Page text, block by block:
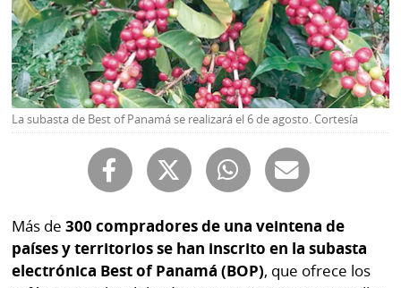
SERVICIOS
E-
Paper
Buscador
Comunicados
Catálogos
Lotería
Kiosko
Contenido
de
marcas
RSS
Temas
Autores
Notas
al
La subasta de Best of Panamá se realizará el 6 de agosto. Cortesía
Más de300 compradores de una veintena de
países y territorios se han inscrito en la subasta
electrónica Best of Panamá (BOP), que ofrece los